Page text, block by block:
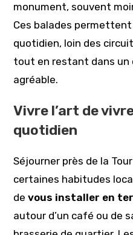
monument, souvent
Ces balades permettent
quotidien, loin des
tout en restant dans un
agréable.
Vivre l’art de
quotidien
Séjourner près de la
certaines habitudes
devous installer en
autour d’un café ou de